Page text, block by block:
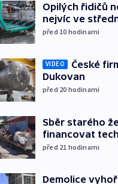
Opilých řidičů
nejvíc ve
před 10 hodinami
VIDEO
České
Dukovan
před 20 hodinami
Sběr starého
financovat
před 21 hodinami
Demolice